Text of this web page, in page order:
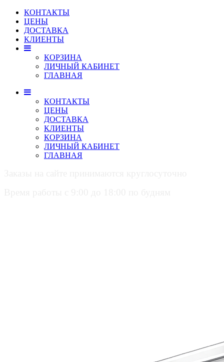
КОНТАКТЫ
ЦЕНЫ
ДОСТАВКА
КЛИЕНТЫ
КОРЗИНА
ЛИЧНЫЙ КАБИНЕТ
ГЛАВНАЯ
КОНТАКТЫ
ЦЕНЫ
ДОСТАВКА
КЛИЕНТЫ
КОРЗИНА
ЛИЧНЫЙ КАБИНЕТ
ГЛАВНАЯ